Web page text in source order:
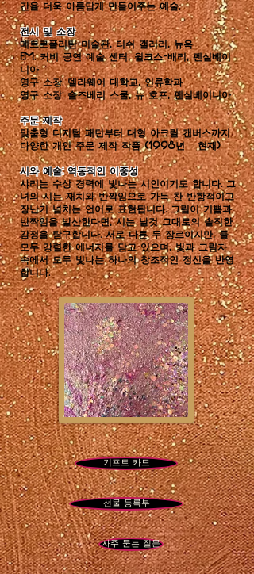
간을 더욱 아름답게 만들어주는 예술.
전시 및 소장
메트로폴리탄 미술관, 티쉬 갤러리, 뉴욕
F.M. 커비 공연 예술 센터, 윌크스-배리, 펜실베이
니아
영구 소장: 델라웨어 대학교, 인류학과
영구 소장: 솔즈베리 스쿨, 뉴 호프, 펜실베이니아
주문 제작
맞춤형 디지털 패턴부터 대형 아크릴 캔버스까지
다양한 개인 주문 제작 작품 (1998년 – 현재)
시와 예술: 역동적인 이중성
샤리는 수상 경력에 빛나는 시인이기도 합니다. 그
녀의 시는 재치와 반짝임으로 가득 찬 반항적이고
장난기 넘치는 언어로 표현됩니다. 그림이 기쁨과
반짝임을 발산한다면, 시는 날것 그대로의 솔직한
감정을 탐구합니다. 서로 다른 두 장르이지만, 둘
모두 강렬한 에너지를 담고 있으며, 빛과 그림자
속에서 모두 빛나는 하나의 창조적인 정신을 반영
합니다.
기프트 카드
선물 등록부
자주 묻는 질문